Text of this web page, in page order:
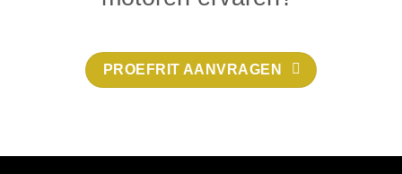
PROEFRIT AANVRAGEN